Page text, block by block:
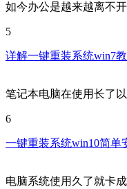
如今办公是越来越离不
详解一键重装系统win7